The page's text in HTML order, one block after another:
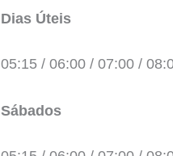
Dias Úteis
05:15 / 06:00 / 07:00 /
Sábados